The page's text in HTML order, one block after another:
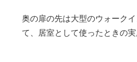
奥の扉の先は大型のウォーク
て、居室として使ったときの実